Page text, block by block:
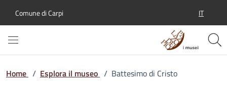
Comune di Carpi IT
Home / Esplora il museo / Battesimo di Cristo